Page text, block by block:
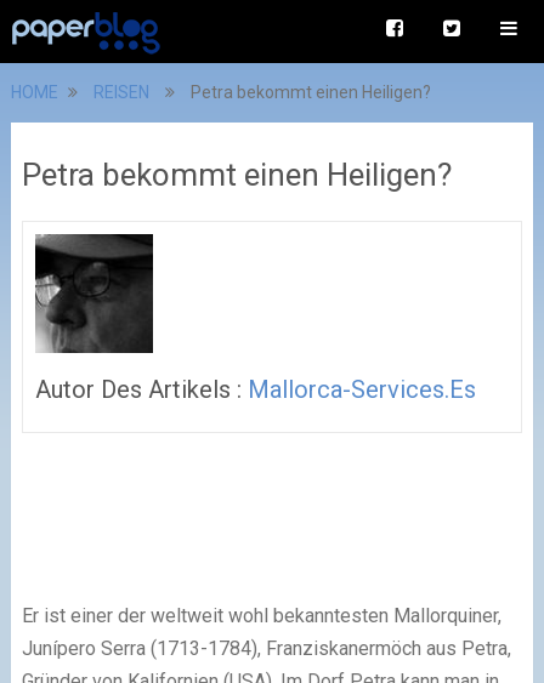
HOME REISEN Petra bekommt einen Heiligen?
Petra bekommt einen Heiligen?
Autor Des Artikels : Mallorca-Services.es
Er ist einer der weltweit wohl bekanntesten Mallorquiner,
Junípero Serra (1713-1784), Franziskanermöch aus Petra,